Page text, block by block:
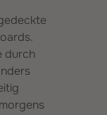
durch